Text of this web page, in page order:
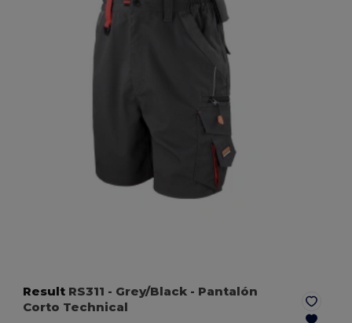
Result RS311 - Grey/Black - Pantalón
Corto Technical